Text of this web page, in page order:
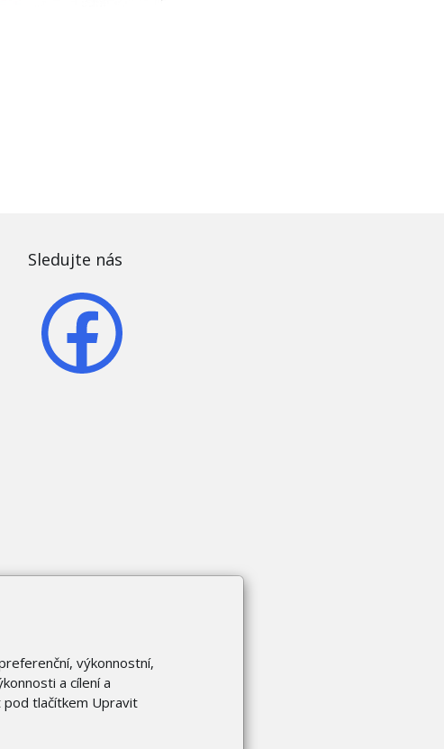
Sledujte nás
výkonnostní,
a cílení a
pod tlačítkem Upravit